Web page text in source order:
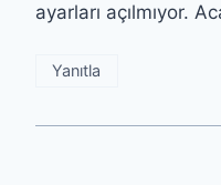
ayarları açılmıyor.
Yanıtla